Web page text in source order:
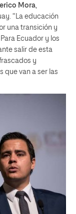
Mora
“La educación
una transición y
Ecuador y los
salir de esta
y
que van a ser las